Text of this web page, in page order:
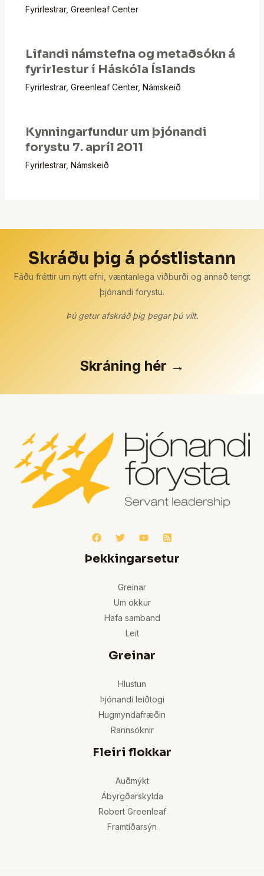
Fyrirlestrar, Greenleaf Center
Lifandi námstefna og metaðsókn á
fyrirlestur í Háskóla Íslands
Fyrirlestrar, Greenleaf Center, Námskeið
Kynningarfundur um þjónandi
forystu 7. apríl 2011
Fyrirlestrar, Námskeið
Skráðu þig á póstlistann
Fáðu fréttir um nýtt efni, væntanlega viðburði og annað tengt
þjónandi forystu.
Þú getur afskráð þig þegar þú vilt.
Skráning hér →
Þekkingarsetur
Greinar
Um okkur
Hafa samband
Leit
Greinar
Hlustun
Þjónandi leiðtogi
Hugmyndafræðin
Rannsóknir
Fleiri flokkar
Auðmýkt
Ábyrgðarskylda
Robert Greenleaf
Framtíðarsýn